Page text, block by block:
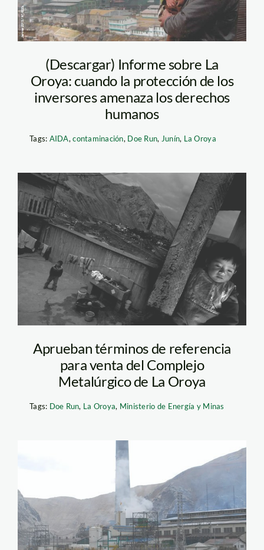
(Descargar) Informe sobre La
Oroya: cuando la protección de los
inversores amenaza los derechos
humanos
Tags: AIDA,contaminación, Doe Run, Junín, La Oroya
la_oroya_michael_mullday
Aprueban términos de referencia
para venta del Complejo
Metalúrgico de La Oroya
Tags: Doe Run, La Oroya, Ministerio de Energía y Minas